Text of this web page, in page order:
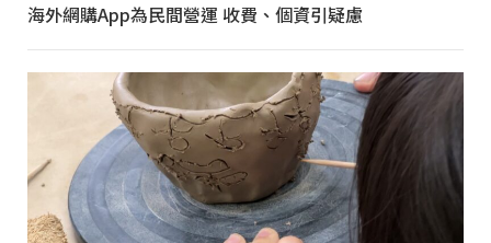
海外網購App為民間營運 收費、個資引疑慮